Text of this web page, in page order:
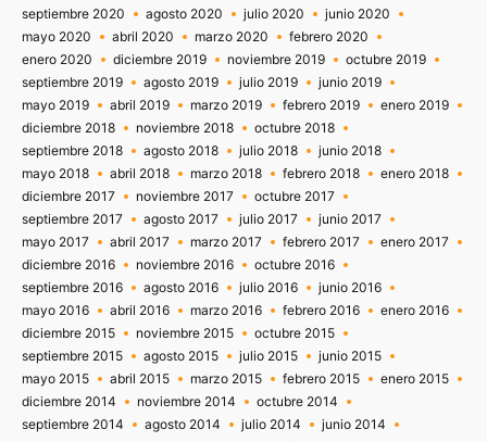
septiembre 2020
agosto 2020 julio 2020
junio 2020
mayo 2020
abril 2020 marzo 2020
febrero 2020
enero 2020
diciembre 2019 noviembre 2019
octubre 2019
septiembre 2019
agosto 2019 julio 2019
junio 2019
mayo 2019
abril 2019 marzo 2019 febrero 2019
enero 2019
diciembre 2018
noviembre 2018
octubre 2018
septiembre 2018
agosto 2018 julio 2018
junio 2018
mayo 2018
abril 2018 marzo 2018 febrero 2018
enero 2018
diciembre 2017
noviembre 2017
octubre 2017
septiembre 2017
agosto 2017 julio 2017
junio 2017
mayo 2017
abril 2017 marzo 2017 febrero 2017
enero 2017
diciembre 2016
noviembre 2016
octubre 2016
septiembre 2016
agosto 2016 julio 2016
junio 2016
mayo 2016
abril 2016 marzo 2016 febrero 2016
enero 2016
diciembre 2015
noviembre 2015
octubre 2015
septiembre 2015
agosto 2015 julio 2015
junio 2015
mayo 2015
abril 2015 marzo 2015 febrero 2015
enero 2015
diciembre 2014
noviembre 2014
octubre 2014
septiembre 2014
agosto 2014 julio 2014
junio 2014